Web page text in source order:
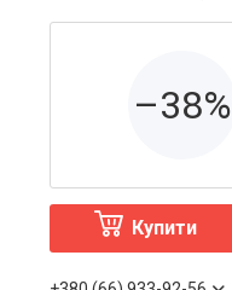
–38%
Купити